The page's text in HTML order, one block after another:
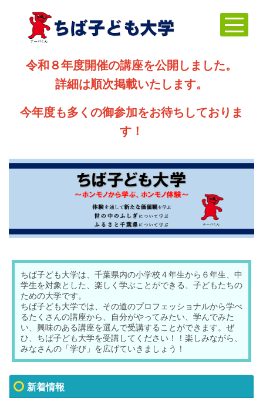
令和８年度開催の講座を公開しました。
詳細は順次掲載いたします。
今年度も多くの御参加をお待ちしておりま
す！
ちば子ども大学は、千葉県内の小学校４年生から６年生、中
学生を対象とした、楽しく学ぶことができる、子どもたちの
ための大学です。
ちば子ども大学では、その道のプロフェッショナルから学べ
るたくさんの講座から、自分がやってみたい、学んでみた
い、興味のある講座を選んで受講することができます。ぜ
ひ、ちば子ども大学を受講してください！！楽しみながら、
みなさんの「学び」を広げていきましょう！
新着情報